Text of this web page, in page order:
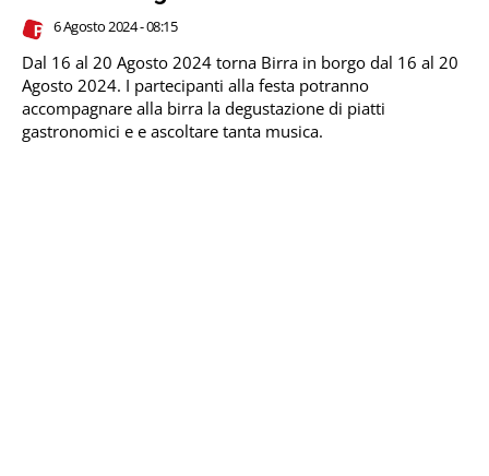
6 Agosto 2024 - 08:15
Dal 16 al 20 Agosto 2024 torna Birra in borgo dal 16 al 20
Agosto 2024. I partecipanti alla festa potranno
accompagnare alla birra la degustazione di piatti
gastronomici e e ascoltare tanta musica.